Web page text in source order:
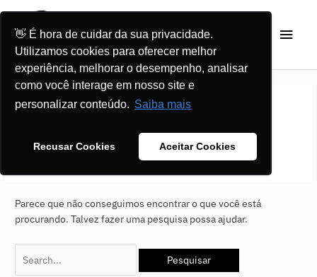
👋 É hora de cuidar da sua privacidade.
Utilizamos cookies para oferecer melhor
experiência, melhorar o desempenho, analisar
como você interage em nosso site e
personalizar conteúdo. Saiba mais
Recusar Cookies Aceitar Cookies
conteúdo
Parece que não conseguimos encontrar o que você está
procurando. Talvez fazer uma pesquisa possa ajudar.
Pesquisar
por: